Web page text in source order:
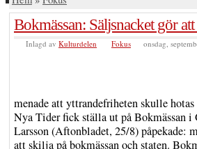
Bokmässan: Säljsnacket gör
Inlagd av Kulturdelen Fokus onsdag,
menade att yttrandefriheten skulle
Nya Tider fick ställa ut på Bokmässan i
Larsson (Aftonbladet, 25/8) påpekade:
att skilja på bokmässan och staten.